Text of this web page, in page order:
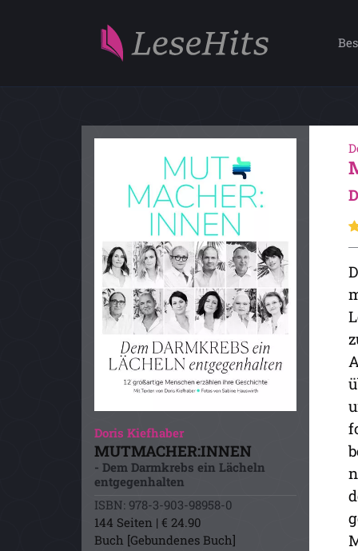
Doris Kiefhaber
MUTMACHER:INNEN
- Dem Darmkrebs ein Lächeln
entgegenhalten
ISBN: 978-3-903-98958-0
144 Seiten | € 24.90
Buch [Gebundenes Buch]